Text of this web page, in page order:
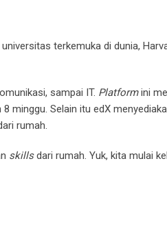
terkemuka di dunia,
sampai IT. Platformini
minggu. Selain itu edX
rumah.
skillsdari rumah. Yuk, kita mulai